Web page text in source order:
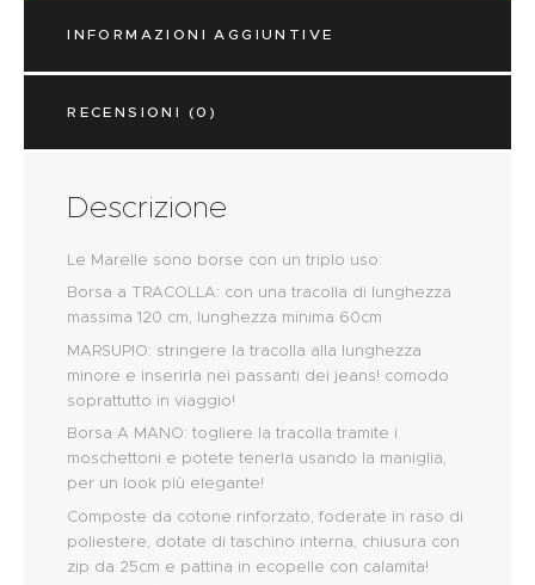
INFORMAZIONI AGGIUNTIVE
RECENSIONI (0)
Descrizione
Le Marelle sono borse con un triplo uso:
Borsa a TRACOLLA: con una tracolla di lunghezza
massima 120 cm, lunghezza minima 60cm
MARSUPIO: stringere la tracolla alla lunghezza
minore e inserirla nei passanti dei jeans! comodo
soprattutto in viaggio!
Borsa A MANO: togliere la tracolla tramite i
moschettoni e potete tenerla usando la maniglia,
per un look più elegante!
Composte da cotone rinforzato, foderate in raso di
poliestere, dotate di taschino interna, chiusura con
zip da 25cm e pattina in ecopelle con calamita!